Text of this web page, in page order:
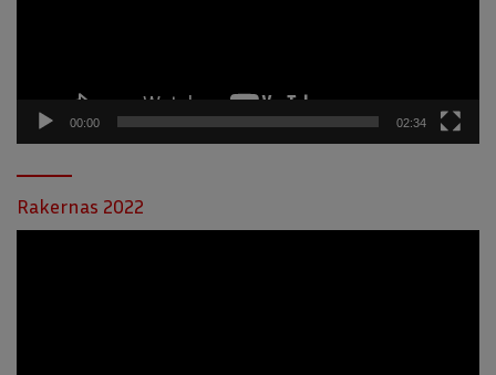
00:00 02:34
Rakernas 2022